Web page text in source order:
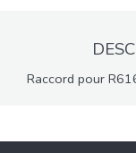
Raccord pour